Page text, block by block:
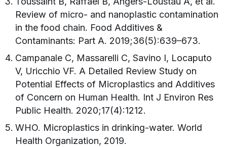
Review of micro- and nanoplastic contamination
in the food chain. Food Additives &
Contaminants: Part A. 2019;36(5):639–673.
Campanale C, Massarelli C, Savino I, Locaputo
V, Uricchio VF. A Detailed Review Study on
Potential Effects of Microplastics and Additives
of Concern on Human Health. Int J Environ Res
Public Health. 2020;17(4):1212.
WHO. Microplastics in drinking-water. World
Health Organization, 2019.